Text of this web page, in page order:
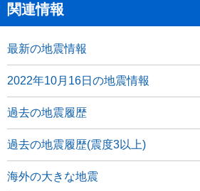
関連情報
最新の地震情報
2022年10月16日の地震情報
過去の地震履歴
過去の地震履歴(震度3以上)
海外の大きな地震